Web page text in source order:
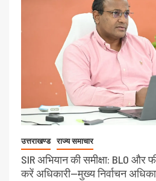
उत्तराखण्ड राज्य समाचार
SIR अभियान की समीक्षा: BLO और
करें अधिकारी—मुख्य निर्वाचन